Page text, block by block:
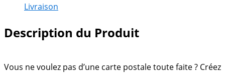
Livraison
Description du Produit
Vous ne voulez pas d’une carte postale toute faite ? Créez